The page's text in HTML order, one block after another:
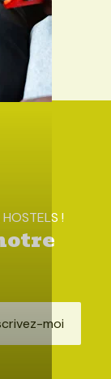
!
moi